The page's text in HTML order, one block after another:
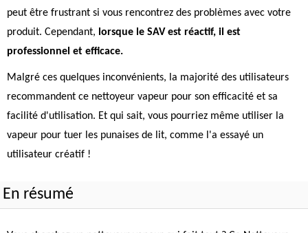
peut être frustrant si vous rencontrez des problèmes avec votre
produit. Cependant, lorsque le SAV est réactif, il est
professionnel et efficace.
Malgré ces quelques inconvénients, la majorité des utilisateurs
recommandent ce nettoyeur vapeur pour son efficacité et sa
facilité d'utilisation. Et qui sait, vous pourriez même utiliser la
vapeur pour tuer les punaises de lit, comme l'a essayé un
utilisateur créatif !
En résumé